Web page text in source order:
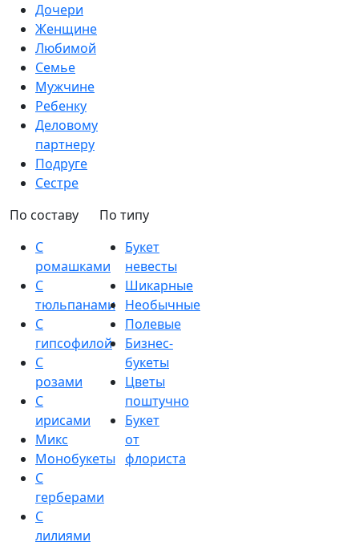
Дочери
Женщине
Любимой
Семье
Мужчине
Ребенку
Деловому
партнеру
Подруге
Сестре
По составу
С
ромашками
С
тюльпанами
С
гипсофилой
С
розами
С
ирисами
Микс
Монобукеты
С
герберами
С
лилиями
По типу
Букет
невесты
Шикарные
Необычные
Полевые
Бизнес-
букеты
Цветы
поштучно
Букет
от
флориста